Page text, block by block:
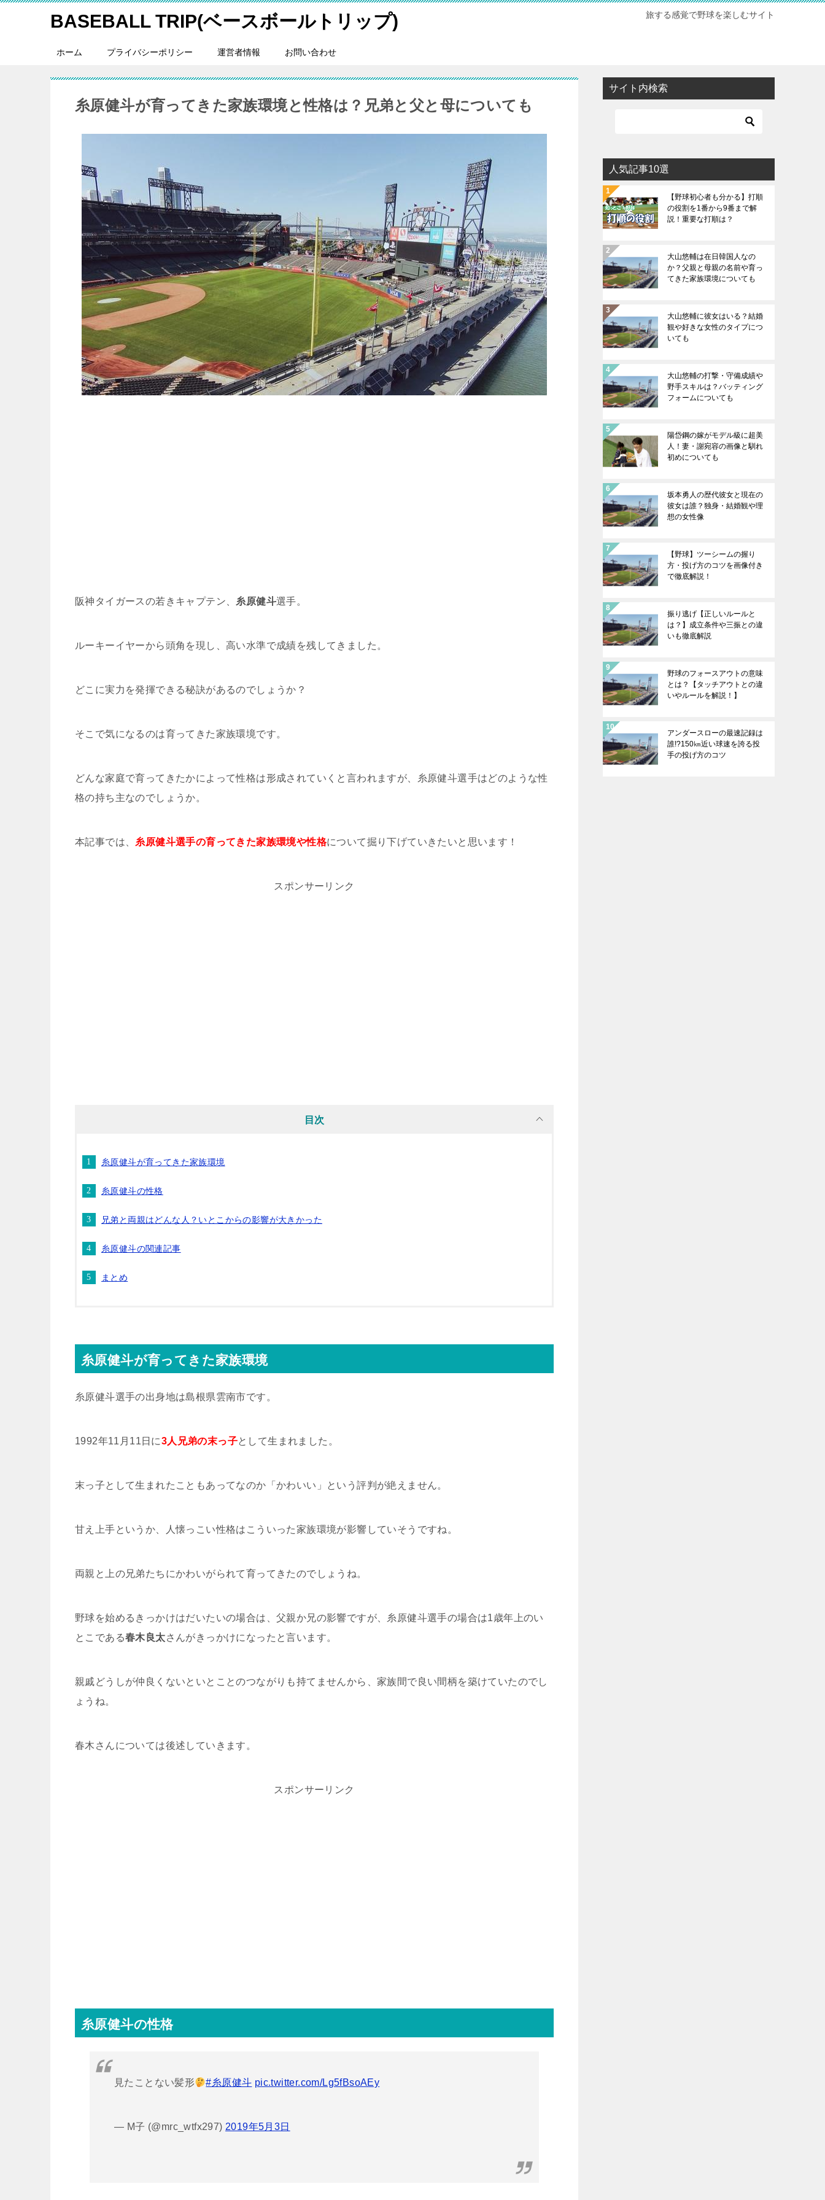
BASEBALL TRIP(ベースボールトリップ) 旅する感覚で野球を楽しむサイト
ホーム プライバシーポリシー 運営者情報 お問い合わせ
糸原健斗が育ってきた家族環境と性格は？兄弟と父と母についても
阪神タイガースの若きキャプテン、 糸原健斗選手。
ルーキーイヤーから頭角を現し、高い水準で成績を残してきました。
どこに実力を発揮できる秘訣があるのでしょうか？
そこで気になるのは育ってきた家族環境です。
どんな家庭で育ってきたかによって性格は形成されていくと言われますが、糸原健斗選手はどのような性
格の持ち主なのでしょうか。
本記事では、 糸原健斗選手の育ってきた家族環境や性格について掘り下げていきたいと思います！
スポンサーリンク
目次
糸原健斗が育ってきた家族環境
糸原健斗の性格
兄弟と両親はどんな人？いとこからの影響が大きかった
糸原健斗の関連記事
まとめ
糸原健斗が育ってきた家族環境
糸原健斗選手の出身地は島根県雲南市です。
1992年11月11日に3人兄弟の末っ子として生まれました。
末っ子として生まれたこともあってなのか「かわいい」という評判が絶えません。
甘え上手というか、人懐っこい性格はこういった家族環境が影響していそうですね。
両親と上の兄弟たちにかわいがられて育ってきたのでしょうね。
野球を始めるきっかけはだいたいの場合は、父親か兄の影響ですが、糸原健斗選手の場合は1歳年上のい
とこである春木良太さんがきっかけになったと言います。
親戚どうしが仲良くないといとことのつながりも持てませんから、家族間で良い間柄を築けていたのでし
ょうね。
春木さんについては後述していきます。
スポンサーリンク
糸原健斗の性格
見たことない髪形 #糸原健斗 pic.twitter.com/Lg5fBsoAEy
— M子 (@mrc_wtfx297) 2019年5月3日
サイト内検索
人気記事10選
【野球初心者も分かる】打順
の役割を1番から9番まで解
説！重要な打順は？
大山悠輔は在日韓国人なの
か？父親と母親の名前や育っ
てきた家族環境についても
大山悠輔に彼女はいる？結婚
観や好きな女性のタイプにつ
いても
大山悠輔の打撃・守備成績や
野手スキルは？バッティング
フォームについても
陽岱鋼の嫁がモデル級に超美
人！妻・謝宛容の画像と馴れ
初めについても
坂本勇人の歴代彼女と現在の
彼女は誰？独身・結婚観や理
想の女性像
【野球】ツーシームの握り
方・投げ方のコツを画像付き
で徹底解説！
振り逃げ【正しいルールと
は？】成立条件や三振との違
いも徹底解説
野球のフォースアウトの意味
とは？【タッチアウトとの違
いやルールを解説！】
アンダースローの最速記録は
誰!?150㎞近い球速を誇る投
手の投げ方のコツ